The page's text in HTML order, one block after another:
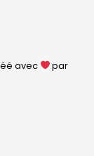
avec
par